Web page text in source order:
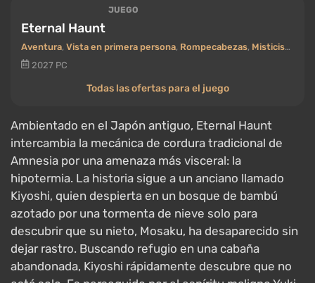
JUEGO
Eternal Haunt
Aventura, Vista en primera persona, Rompecabezas, Misticismo / sobrenatural
2027 PC
Todas las ofertas para el juego
Ambientado en el Japón antiguo, Eternal Haunt
intercambia la mecánica de cordura tradicional de
Amnesia por una amenaza más visceral: la
hipotermia. La historia sigue a un anciano llamado
Kiyoshi, quien despierta en un bosque de bambú
azotado por una tormenta de nieve solo para
descubrir que su nieto, Mosaku, ha desaparecido sin
dejar rastro. Buscando refugio en una cabaña
abandonada, Kiyoshi rápidamente descubre que no